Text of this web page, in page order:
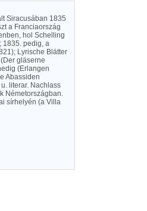
Siracusában 1835
a Franciaország
hol Schelling
1835. pedig, a
Lyrische Blätter
gläserne
(Erlangen
Abassiden
literar. Nachlass
Németországban.
sírhelyén (a Villa